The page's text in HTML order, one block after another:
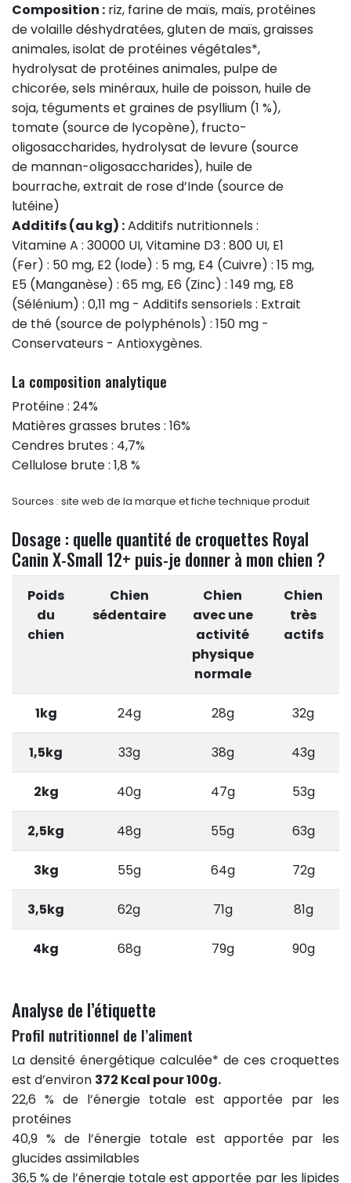
Composition : riz, farine de maïs, maïs, protéines
de volaille déshydratées, gluten de maïs, graisses
animales, isolat de protéines végétales*,
hydrolysat de protéines animales, pulpe de
chicorée, sels minéraux, huile de poisson, huile de
soja, téguments et graines de psyllium (1 %),
tomate (source de lycopène), fructo-
oligosaccharides, hydrolysat de levure (source
de mannan-oligosaccharides), huile de
bourrache, extrait de rose d’Inde (source de
lutéine)
Additifs (au kg) :Additifs nutritionnels :
Vitamine A : 30000 UI, Vitamine D3 : 800 UI, E1
(Fer) : 50 mg, E2 (Iode) : 5 mg, E4 (Cuivre) : 15 mg,
E5 (Manganèse) : 65 mg, E6 (Zinc) : 149 mg, E8
(Sélénium) : 0,11 mg - Additifs sensoriels : Extrait
de thé (source de polyphénols) : 150 mg -
Conservateurs - Antioxygènes.
La composition analytique
Protéine : 24%
Matières grasses brutes : 16%
Cendres brutes : 4,7%
Cellulose brute : 1,8 %
Sources : site web de la marque et fiche technique produit
Dosage : quelle quantité de croquettes Royal
Canin X-Small 12+ puis-je donner à mon chien ?
Poids
du
chien
Chien
sédentaire
Chien
avec une
activité
physique
normale
Chien
très
actifs
1kg 24g 28g 32g
1,5kg 33g 38g 43g
2kg 40g 47g 53g
2,5kg 48g 55g 63g
3kg 55g 64g 72g
3,5kg 62g 71g 81g
4kg 68g 79g 90g
Analyse de l’étiquette
Profil nutritionnel de l’aliment
La densité énergétique calculée* de ces croquettes
est d’environ 372 Kcal pour 100g.
22,6 % de l’énergie totale est apportée par les
protéines
40,9 % de l’énergie totale est apportée par les
glucides assimilables
36,5 % de l’énergie totale est apportée par les lipides